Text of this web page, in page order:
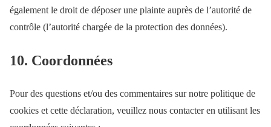
également le droit de déposer une plainte auprès de l’autorité de
contrôle (l’autorité chargée de la protection des données).
10. Coordonnées
Pour des questions et/ou des commentaires sur notre politique de
cookies et cette déclaration, veuillez nous contacter en utilisant les